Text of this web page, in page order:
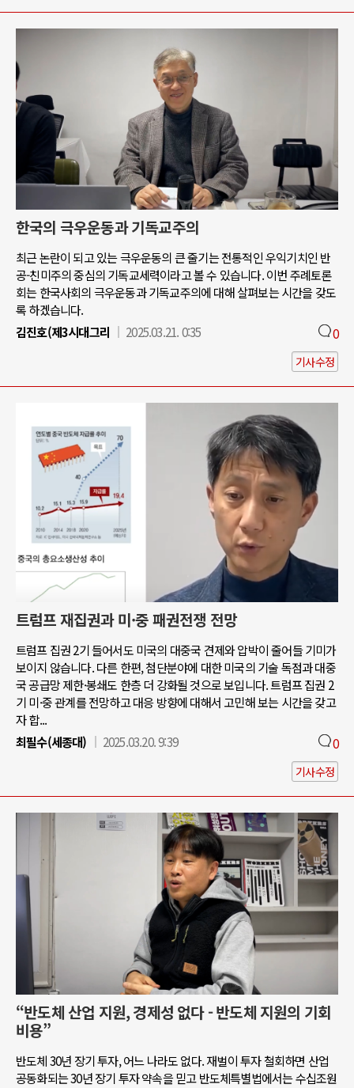
한국의 극우운동과 기독교주의
최근 논란이 되고 있는 극우운동의 큰 줄기는 전통적인 우익기치인 반
공-친미주의 중심의 기독교세력이라고 볼 수 있습니다. 이번 주례토론
회는 한국사회의 극우운동과 기독교주의에 대해 살펴보는 시간을 갖도
록 하겠습니다.
김진호(제3시대그리
2025.03.21. 0:35 0
기사수정
트럼프 재집권과 미·중 패권전쟁 전망
트럼프 집권 2기 들어서도 미국의 대중국 견제와 압박이 줄어들 기미가
보이지 않습니다. 다른 한편, 첨단분야에 대한 미국의 기술 독점과 대중
국 공급망 제한·봉쇄도 한층 더 강화될 것으로 보입니다. 트럼프 집권 2
기 미·중 관계를 전망하고 대응 방향에 대해서 고민해 보는 시간을 갖고
자 합...
최필수(세종대)
2025.03.20. 9:39 0
기사수정
“반도체 산업 지원, 경제성 없다 - 반도체 지원의 기회
비용”
반도체 30년 장기 투자, 어느 나라도 없다. 재벌이 투자 철회하면 산업
공동화되는 30년 장기 투자 약속을 믿고 반도체특별법에서는 수십조원